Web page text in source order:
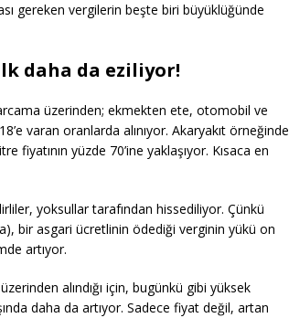
gereken vergilerin beşte biri büyüklüğünde
daha da eziliyor!
üzerinden; ekmekten ete, otomobil ve
varan oranlarda alınıyor. Akaryakıt örneğinde
yüzde 70’ine yaklaşıyor. Kısaca en
yoksullar tarafından hissediliyor. Çünkü
bir asgari ücretlinin ödediği verginin yükü on
artıyor.
alındığı için, bugünkü gibi yüksek
daha da artıyor. Sadece fiyat değil, artan